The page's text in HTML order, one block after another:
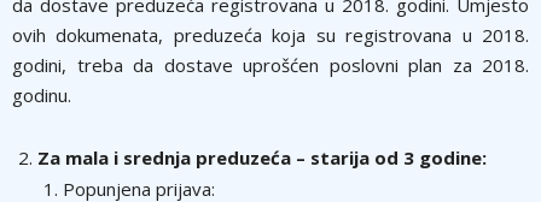
ovih dokumenata, preduzeća koja su registrovana u 2018.
godini, treba da dostave uprošćen poslovni plan za 2018.
godinu.
Za mala i srednja preduzeća – starija od 3 godine:
Popunjena prijava: